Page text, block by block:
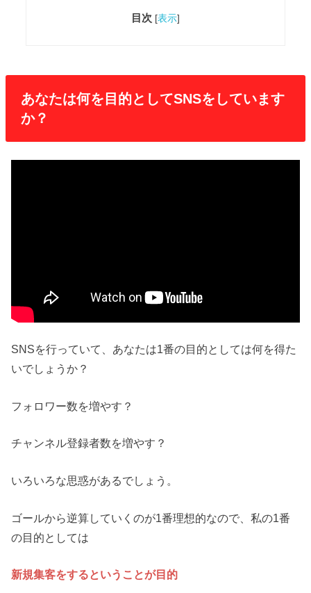
目次 [表示]
あなたは何を目的としてSNSをしています
か？
SNSを行っていて、あなたは1番の目的としては何を得た
いでしょうか？
フォロワー数を増やす？
チャンネル登録者数を増やす？
いろいろな思惑があるでしょう。
ゴールから逆算していくのが1番理想的なので、私の1番
の目的としては
新規集客をするということが目的